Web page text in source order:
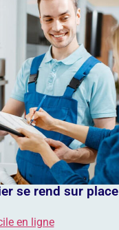
se rend sur place
en ligne